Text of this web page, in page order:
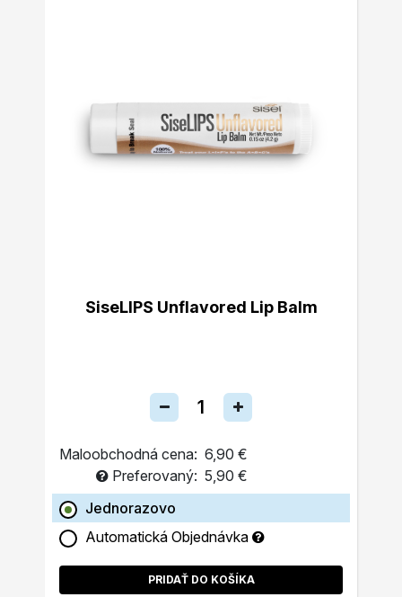
SiseLIPS Unflavored Lip Balm
Maloobchodná cena: 6,90 €
Preferovaný: 5,90 €
Jednorazovo
Automatická Objednávka
PRIDAŤ DO KOŠÍKA